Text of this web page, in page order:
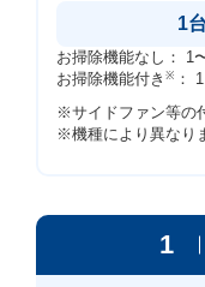
1
お掃除機能なし： 1
お掃除機能付き ※ ：
※サイドファン等の
※機種により異なり
1